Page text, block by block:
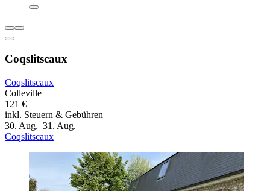
Coqslitscaux
Coqslitscaux
Colleville
121 €
inkl. Steuern & Gebühren
30. Aug.–31. Aug.
Coqslitscaux